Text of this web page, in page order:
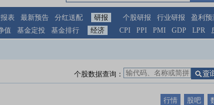
表 最新预告 分红送配 研报 个股研报 行业研报
盈利预
值 基金定投 基金排行 经济 CPI PPI PMI GDP LPR
个股数据查询：
行情 股吧